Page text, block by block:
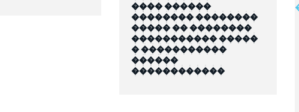
���� ������
�������� ��������
����� �� ��������
����������� �����
� �����������
������
������������